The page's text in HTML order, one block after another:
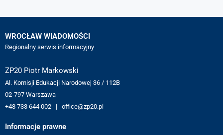
WROCŁAW WIADOMOŚCI
Regionalny serwis informacyjny
ZP20 Piotr Markowski
Al. Komisji Edukacji Narodowej 36 / 112B
02-797 Warszawa
+48 733 644 002 | office@zp20.pl
Informacje prawne